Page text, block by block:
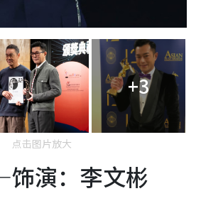
+3
点击图片放大
演：李文彬